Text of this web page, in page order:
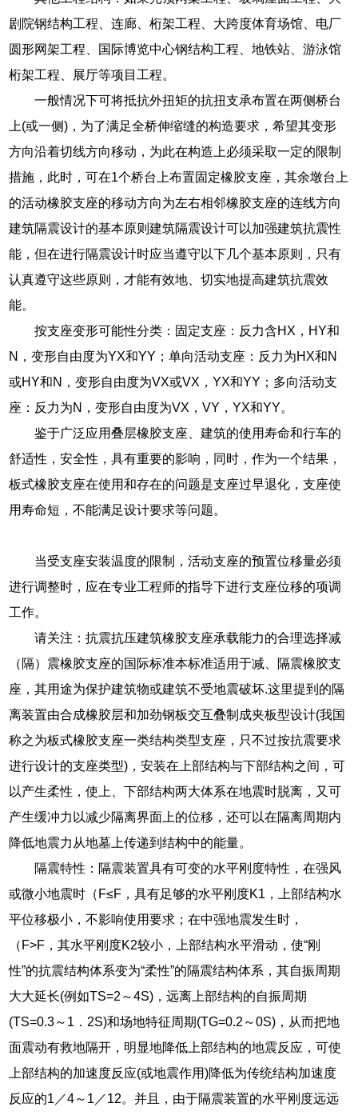
剧院钢结构工程、连廊、桁架工程、大跨度体育场馆、电厂
圆形网架工程、国际博览中心钢结构工程、地铁站、游泳馆
桁架工程、展厅等项目工程。
一般情况下可将抵抗外扭矩的抗扭支承布置在两侧桥台
上(或一侧)，为了满足全桥伸缩缝的构造要求，希望其变形
方向沿着切线方向移动，为此在构造上必须采取一定的限制
措施，此时，可在1个桥台上布置固定橡胶支座，其余墩台上
的活动橡胶支座的移动方向为左右相邻橡胶支座的连线方向
建筑隔震设计的基本原则建筑隔震设计可以加强建筑抗震性
能，但在进行隔震设计时应当遵守以下几个基本原则，只有
认真遵守这些原则，才能有效地、切实地提高建筑抗震效
能。
按支座变形可能性分类：固定支座：反力含HX，HY和
N，变形自由度为YX和YY；单向活动支座：反力为HX和N
或HY和N，变形自由度为VX或VX，YX和YY；多向活动支
座：反力为N，变形自由度为VX，VY，YX和YY。
鉴于广泛应用叠层橡胶支座、建筑的使用寿命和行车的
舒适性，安全性，具有重要的影响，同时，作为一个结果，
板式橡胶支座在使用和存在的问题是支座过早退化，支座使
用寿命短，不能满足设计要求等问题。
当受支座安装温度的限制，活动支座的预置位移量必须
进行调整时，应在专业工程师的指导下进行支座位移的项调
工作。
请关注：抗震抗压建筑橡胶支座承载能力的合理选择减
（隔）震橡胶支座的国际标准本标准适用于减、隔震橡胶支
座，其用途为保护建筑物或建筑不受地震破坏.这里提到的隔
离装置由合成橡胶层和加劲钢板交互叠制成夹板型设计(我国
称之为板式橡胶支座一类结构类型支座，只不过按抗震要求
进行设计的支座类型)，安装在上部结构与下部结构之间，可
以产生柔性，使上、下部结构两大体系在地震时脱离，又可
产生缓冲力以减少隔离界面上的位移，还可以在隔离周期内
降低地震力从地墓上传递到结构中的能量。
隔震特性：隔震装置具有可变的水平刚度特性，在强风
或微小地震时（F≤F，具有足够的水平刚度K1，上部结构水
平位移极小，不影响使用要求；在中强地震发生时，
（F>F，其水平刚度K2较小，上部结构水平滑动，使“刚
性”的抗震结构体系变为“柔性”的隔震结构体系，其自振周期
大大延长(例如TS=2～4S)，远离上部结构的自振周期
(TS=0.3～1．2S)和场地特征周期(TG=0.2～0S)，从而把地
面震动有救地隔开，明显地降低上部结构的地震反应，可使
上部结构的加速度反应(或地震作用)降低为传统结构加速度
反应的1／4～1／12。并且，由于隔震装置的水平刚度远远